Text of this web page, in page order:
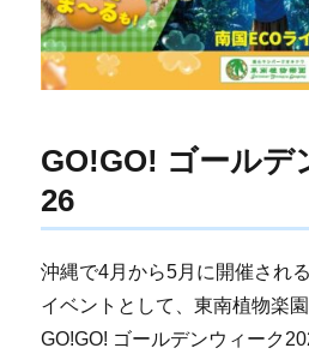
GO!GO! ゴールデ
26
沖縄で4月から5月に開催され
イベントとして、東南植物楽
GO!GO! ゴールデンウィーク